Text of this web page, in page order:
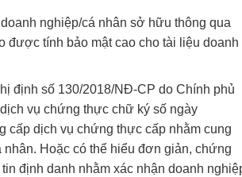
nghiệp/cá nhân sở hữu thông qua
được tính bảo mật cao cho tài liệu doanh
định số 130/2018/NĐ-CP do Chính phủ
vụ chứng thực chữ ký số ngày
cấp dịch vụ chứng thực cấp nhằm cung
Hoặc có thể hiểu đơn giản, chứng
định danh nhằm xác nhận doanh